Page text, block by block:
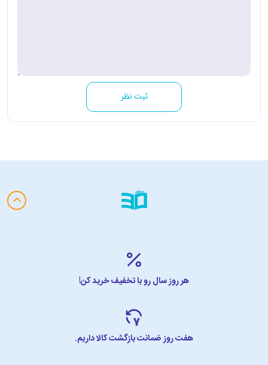
ثبت نظر
هر روز سال رو با تخفیف خرید کن!
هفت روز ضمانت بازگشت کالا داریم.